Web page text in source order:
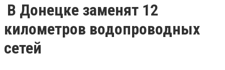
В Донецке заменят 12
километров водопроводных
сетей